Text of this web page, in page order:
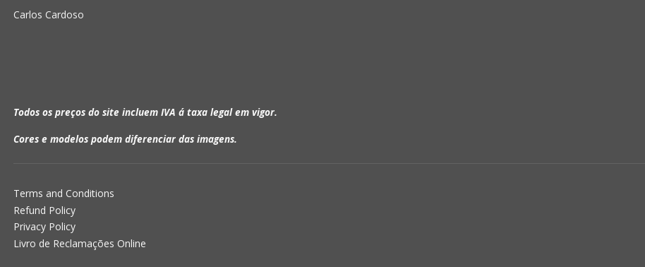
Carlos Cardoso
Todos os preços do site incluem IVA á taxa legal em vigor.
Cores e modelos podem diferenciar das imagens.
Terms and Conditions
Refund Policy
Privacy Policy
Livro de Reclamações Online